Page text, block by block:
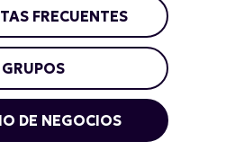
FRECUENTES
GRUPOS
DE NEGOCIOS